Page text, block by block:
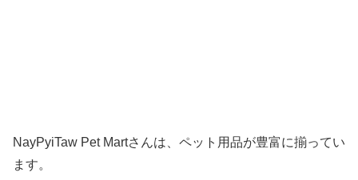
NayPyiTaw Pet Martさんは、ペット用品が豊富に揃ってい
ます。